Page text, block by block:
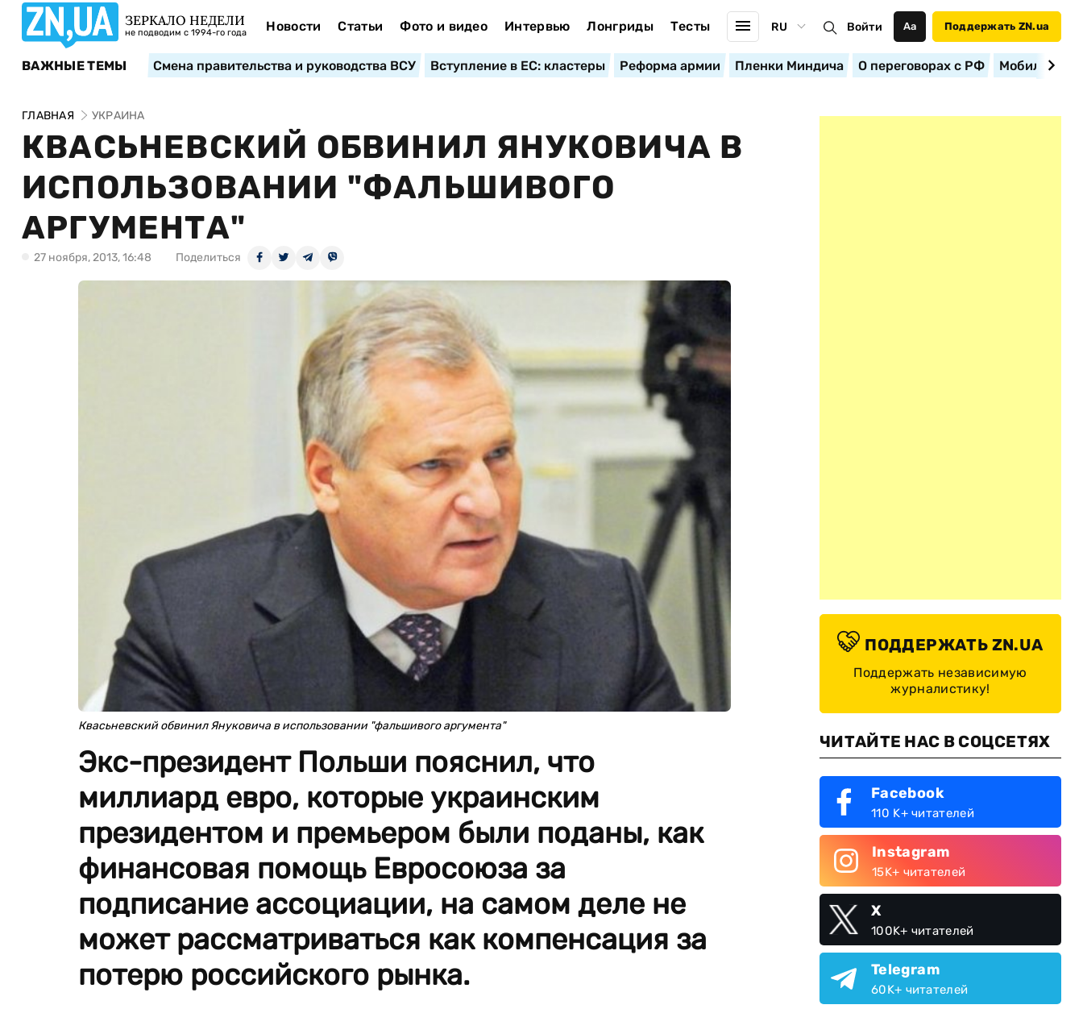
ЗЕРКАЛО НЕДЕЛИ
не подводим с 1994-го года Новости Статьи Фото и видео Интервью Лонгриды Тесты RU Войти Аа Поддержать ZN.ua
ВАЖНЫЕ ТЕМЫ Смена правительства и руководства ВСУ Вступление в ЕС: кластеры Реформа армии Пленки Миндича О переговорах с РФ
ГЛАВНАЯ УКРАИНА
КВАСЬНЕВСКИЙ ОБВИНИЛ ЯНУКОВИЧА В
ИСПОЛЬЗОВАНИИ "ФАЛЬШИВОГО
АРГУМЕНТА"
27 ноября, 2013, 16:48 Поделиться
Квасьневский обвинил Януковича в использовании "фальшивого аргумента"
Экс-президент Польши пояснил, что
миллиард евро, которые украинским
президентом и премьером были поданы, как
финансовая помощь Евросоюза за
подписание ассоциации, на самом деле не
может рассматриваться как компенсация за
потерю российского рынка.
ПОДДЕРЖАТЬ ZN.UA
Поддержать независимую
журналистику!
ЧИТАЙТЕ НАС В СОЦСЕТЯХ
Facebook
110 K+ читателей
Instagram
15K+ читателей
X
100K+ читателей
Telegram
60K+ читателей